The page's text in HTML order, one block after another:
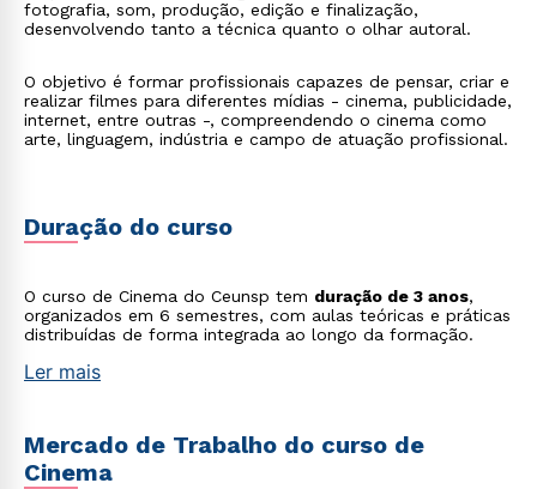
fotografia, som, produção, edição e finalização,
desenvolvendo tanto a técnica quanto o olhar autoral.
O objetivo é formar profissionais capazes de pensar, criar e
realizar filmes para diferentes mídias - cinema, publicidade,
internet, entre outras -, compreendendo o cinema como
arte, linguagem, indústria e campo de atuação profissional.
Duração do curso
O curso de Cinema do Ceunsp tem duração de 3 anos,
organizados em 6 semestres, com aulas teóricas e práticas
distribuídas de forma integrada ao longo da formação.
Ler mais
Mercado de Trabalho do curso de
Cinema